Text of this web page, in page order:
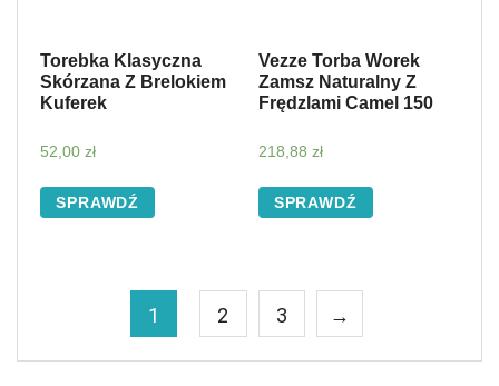
Torebka Klasyczna
Skórzana Z Brelokiem
Kuferek
52,00 zł
SPRAWDŹ
Vezze Torba Worek
Zamsz Naturalny Z
Frędzlami Camel 150
218,88 zł
SPRAWDŹ
1 2 3 →